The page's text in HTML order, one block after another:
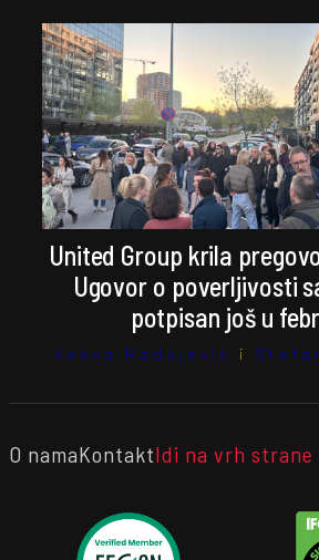
United Group krila
Ugovor o poverljivosti
potpisan još u
Vesna Radojević i
O namaKontaktIdi na vrh strane